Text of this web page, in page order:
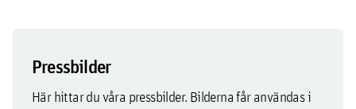
Pressbilder
Här hittar du våra pressbilder. Bilderna får användas i